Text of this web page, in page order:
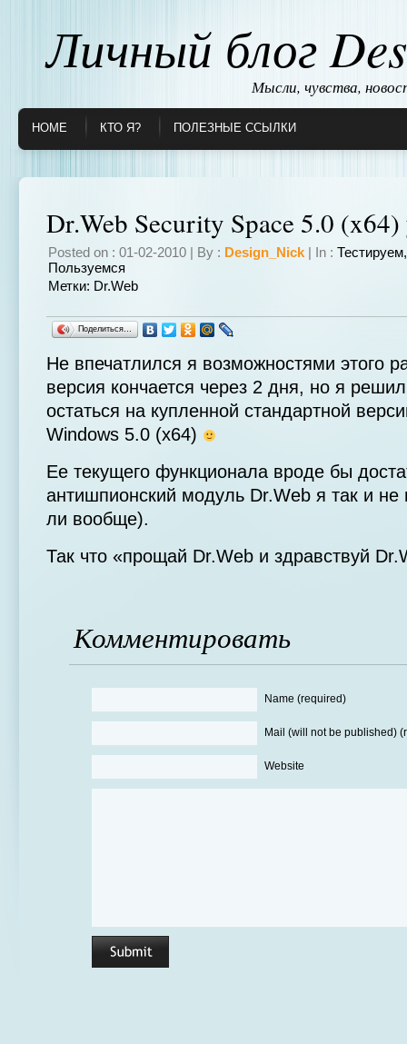
Личный блог
Мысли, чувства,
HOME КТО Я? ПОЛЕЗНЫЕ ССЫЛКИ
Dr.Web Security Space 5.0 (x64)
Posted on : 01-02-2010 | By : Design_Nick | In :
Пользуемся
Метки: Dr.Web
Поделиться…
Не впечатлился я возможностями этого
версия кончается через 2 дня, но я
остаться на купленной стандартной
Windows 5.0 (x64)
Ее текущего функционала вроде бы
антишпионский модуль Dr.Web я так и не
ли вообще).
Так что «прощай Dr.Web и здравствуй
Комментировать
Name (required)
Mail (will not be published)
Website